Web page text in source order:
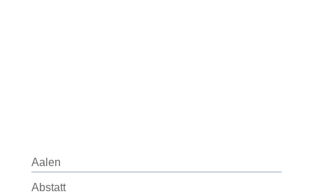
Aalen
Abstatt